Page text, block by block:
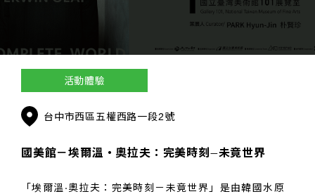
活動體驗
台中市西區五權西路一段2號
國美館－埃爾溫‧奧拉夫：完美時刻­–未竟世界
「埃爾溫·奧拉夫：完美時刻－未竟世界」是由韓國水原